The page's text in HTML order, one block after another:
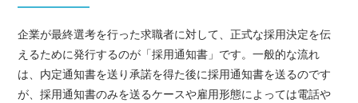
企業が最終選考を行った求職者に対して、正式な採用決定を伝
えるために発行するのが「採用通知書」です。一般的な流れ
は、内定通知書を送り承諾を得た後に採用通知書を送るのです
が、採用通知書のみを送るケースや雇用形態によっては電話や